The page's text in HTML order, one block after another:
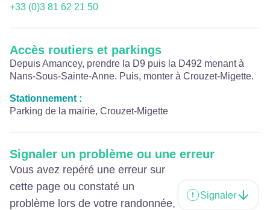
+33 (0)3 81 62 21 50
Accès routiers et parkings
Depuis Amancey, prendre la D9 puis la D492 menant à
Nans-Sous-Sainte-Anne. Puis, monter à Crouzet-Migette.
Stationnement :
Parking de la mairie, Crouzet-Migette
Signaler un problème ou une erreur
Vous avez repéré une erreur sur
cette page ou constaté un
problème lors de votre randonnée,
Signaler